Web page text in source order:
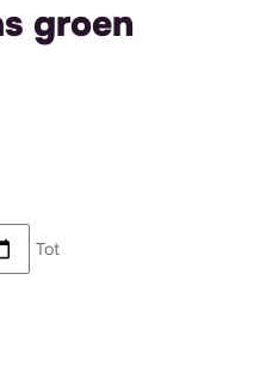
groen
Tot